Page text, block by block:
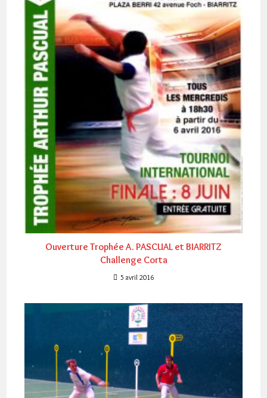
Ouverture Trophée A. PASCUAL et BIARRITZ
Challenge Corta
5 avril 2016